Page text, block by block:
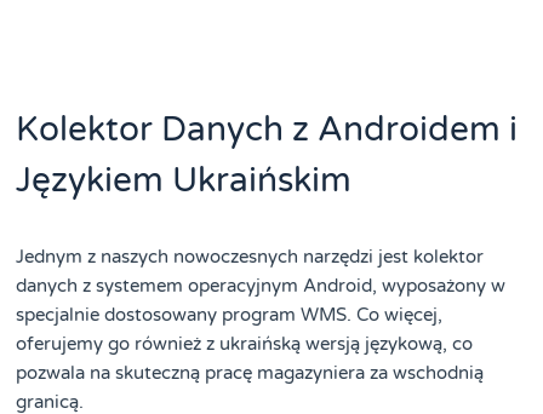
Kolektor Danych z Androidem i
Językiem Ukraińskim
Jednym z naszych nowoczesnych narzędzi jest kolektor
danych z systemem operacyjnym Android, wyposażony w
specjalnie dostosowany program WMS. Co więcej,
oferujemy go również z ukraińską wersją językową, co
pozwala na skuteczną pracę magazyniera za wschodnią
granicą.